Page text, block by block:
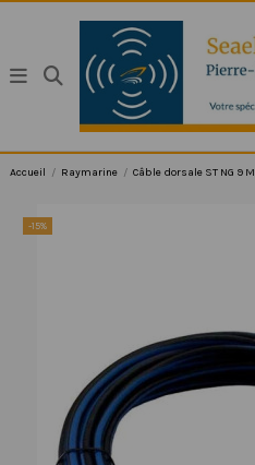
Accueil Raymarine Câble dorsale ST NG 9 M
-15%